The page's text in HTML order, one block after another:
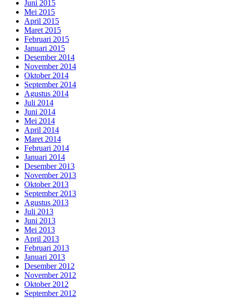
Juni 2015
Mei 2015
April 2015
Maret 2015
Februari 2015
Januari 2015
Desember 2014
November 2014
Oktober 2014
September 2014
Agustus 2014
Juli 2014
Juni 2014
Mei 2014
April 2014
Maret 2014
Februari 2014
Januari 2014
Desember 2013
November 2013
Oktober 2013
September 2013
Agustus 2013
Juli 2013
Juni 2013
Mei 2013
April 2013
Februari 2013
Januari 2013
Desember 2012
November 2012
Oktober 2012
September 2012